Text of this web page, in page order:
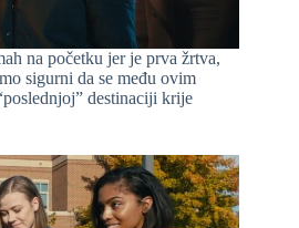
na početku jer je prva žrtva,
sigurni da se među ovim
destinaciji krije